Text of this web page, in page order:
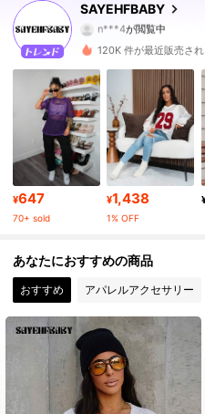
SAYEHFBABY
4.81 54K フォロワー
4.81 54K フォロワー
4.81 54K フォロワー
4.81 54K フォロワー
4.81 54K フォロワー
4.81 54K フォロワー
4.81 54K フォロワー
120K 件が最近販売さ
¥647
70+ sold
¥1,438
1% OFF
あなたにおすすめの商品
おすすめ アパレルアクセサリー